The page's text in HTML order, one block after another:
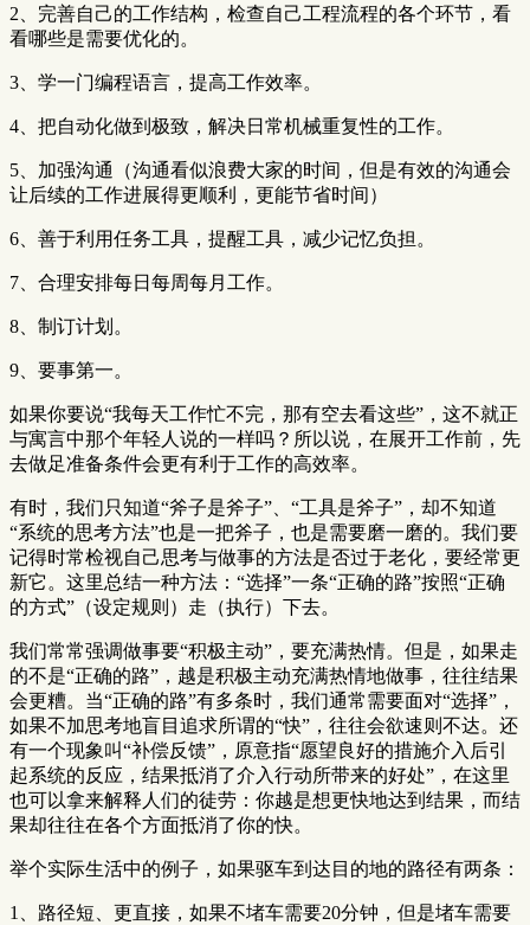
2、完善自己的工作结构，检查自己工程流程的各个环节，看
看哪些是需要优化的。
3、学一门编程语言，提高工作效率。
4、把自动化做到极致，解决日常机械重复性的工作。
5、加强沟通（沟通看似浪费大家的时间，但是有效的沟通会
让后续的工作进展得更顺利，更能节省时间）
6、善于利用任务工具，提醒工具，减少记忆负担。
7、合理安排每日每周每月工作。
8、制订计划。
9、要事第一。
如果你要说“我每天工作忙不完，那有空去看这些”，这不就正
与寓言中那个年轻人说的一样吗？所以说，在展开工作前，先
去做足准备条件会更有利于工作的高效率。
有时，我们只知道“斧子是斧子”、“工具是斧子”，却不知道
“系统的思考方法”也是一把斧子，也是需要磨一磨的。我们要
记得时常检视自己思考与做事的方法是否过于老化，要经常更
新它。这里总结一种方法：“选择”一条“正确的路”按照“正确
的方式”（设定规则）走（执行）下去。
我们常常强调做事要“积极主动”，要充满热情。但是，如果走
的不是“正确的路”，越是积极主动充满热情地做事，往往结果
会更糟。当“正确的路”有多条时，我们通常需要面对“选择”，
如果不加思考地盲目追求所谓的“快”，往往会欲速则不达。还
有一个现象叫“补偿反馈”，原意指“愿望良好的措施介入后引
起系统的反应，结果抵消了介入行动所带来的好处”，在这里
也可以拿来解释人们的徒劳：你越是想更快地达到结果，而结
果却往往在各个方面抵消了你的快。
举个实际生活中的例子，如果驱车到达目的地的路径有两条：
1、路径短、更直接，如果不堵车需要20分钟，但是堵车需要